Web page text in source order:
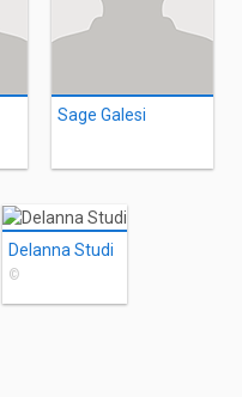
Sage Galesi
Delanna Studi
©